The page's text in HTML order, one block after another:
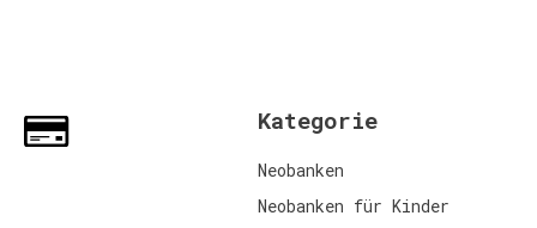
Kategorie
Neobanken
Neobanken für Kinder